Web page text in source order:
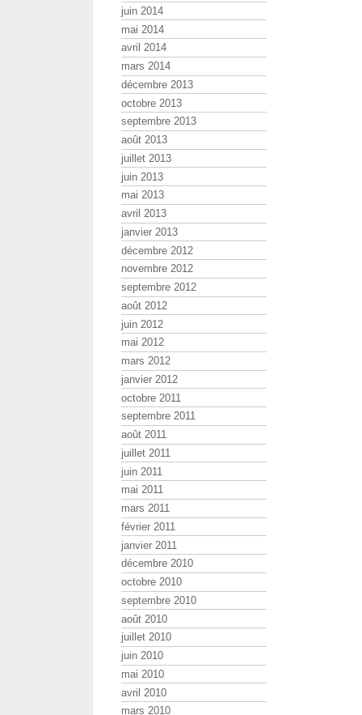
juin 2014
mai 2014
avril 2014
mars 2014
décembre 2013
octobre 2013
septembre 2013
août 2013
juillet 2013
juin 2013
mai 2013
avril 2013
janvier 2013
décembre 2012
novembre 2012
septembre 2012
août 2012
juin 2012
mai 2012
mars 2012
janvier 2012
octobre 2011
septembre 2011
août 2011
juillet 2011
juin 2011
mai 2011
mars 2011
février 2011
janvier 2011
décembre 2010
octobre 2010
septembre 2010
août 2010
juillet 2010
juin 2010
mai 2010
avril 2010
mars 2010